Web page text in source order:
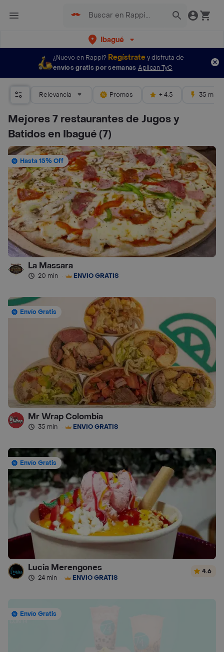
Ibagué
¿Nuevo en Rappi? Regístratey disfruta de
envíos gratis por semanas Aplican TyC
Relevancia Promos + 4.5 35 mins
Mejores 7 restaurantes de Jugos y
Batidos en Ibagué(7)
Hasta 15% Off
La Massara
20 min · ENVÍO GRATIS
Envío Gratis
Mr Wrap Colombia
35 min · ENVÍO GRATIS
Envío Gratis
Lucia Merengones
24 min · ENVÍO GRATIS
4.6
Envío Gratis